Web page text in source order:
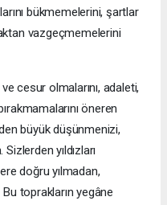
bükmemelerini, şartlar
vazgeçmemelerini
cesur olmalarını, adaleti,
öneren
büyük düşünmenizi,
yıldızları
doğru yılmadan,
toprakların yegâne